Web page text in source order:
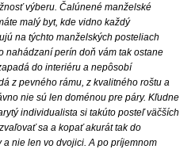
výberu. Čalúnené manželské
malý byt, kde vidno každý
na týchto manželských posteliach
nahádzaní perín doň vám tak ostane
do interiéru a nepôsobí
z pevného rámu, z kvalitného roštu a
nie sú len doménou pre páry. Kľudne
individualista si takúto posteľ väčších
sa a kopať akurát tak do
nie len vo dvojici. A po príjemnom